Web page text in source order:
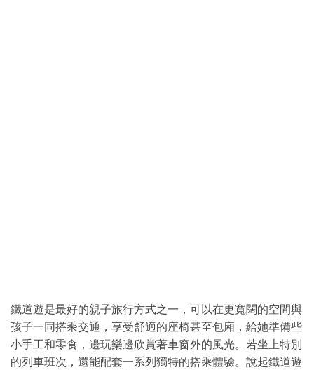
鐵道遊是最好的親子旅行方式之一，可以在更寬闊的空間與
孩子一同搭乘交通，享受舒適的座椅甚至包廂，給她準備些
小手工和零食，邊玩樂邊欣賞著車窗外的風光。若坐上特別
的列車班次，還能配套一系列獨特的搭乘體驗。說起鐵道遊